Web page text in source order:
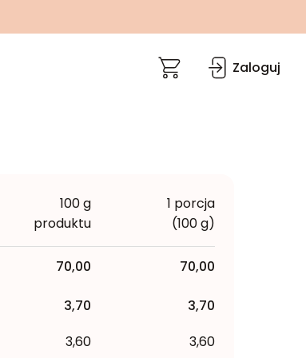
Zaloguj
100 g
produktu
1 porcja
(100 g)
70,00 70,00
3,70
3,70
3,60
3,60